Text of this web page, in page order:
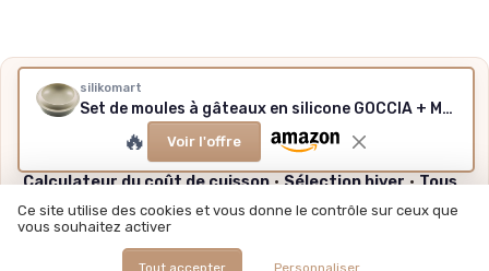
silikomart
Set de moules à gâteaux en silicone GOCCIA + MULTI-INSERT ROUND, antiadhésif, Pack de 2 moules à gâteaux multi-usages, Made in Italy Unique
🔥 Voir l'offre
Nos outils gratuits
Des chiffres plutôt que des impressions, sans inscription,
méthode et sources expliquées.
Calculateur du coût de cuisson·Sélection hiver·Tous
nos outils
Ce site utilise des cookies et vous donne le contrôle sur ceux que
vous souhaitez activer
Tout accepter Personnaliser